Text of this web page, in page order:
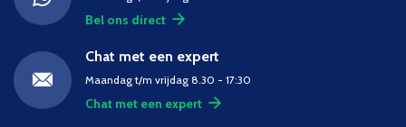
Bel ons direct
Chat met een expert
Maandag t/m vrijdag 8.30 - 17:30
Chat met een expert